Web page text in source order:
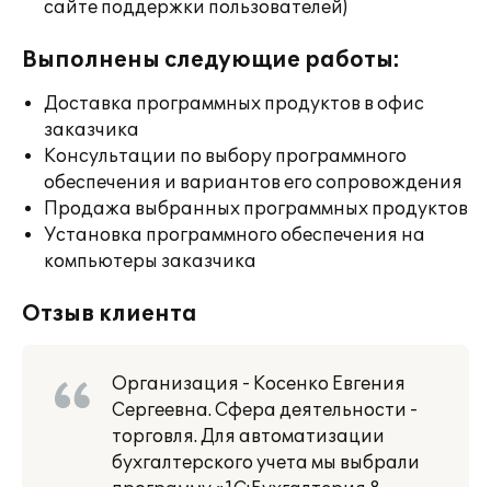
сайте поддержки пользователей)
Выполнены следующие работы:
Доставка программных продуктов в офис
заказчика
Консультации по выбору программного
обеспечения и вариантов его сопровождения
Продажа выбранных программных продуктов
Установка программного обеспечения на
компьютеры заказчика
Отзыв клиента
Организация - Косенко Евгения
Сергеевна. Сфера деятельности -
торговля. Для автоматизации
бухгалтерского учета мы выбрали